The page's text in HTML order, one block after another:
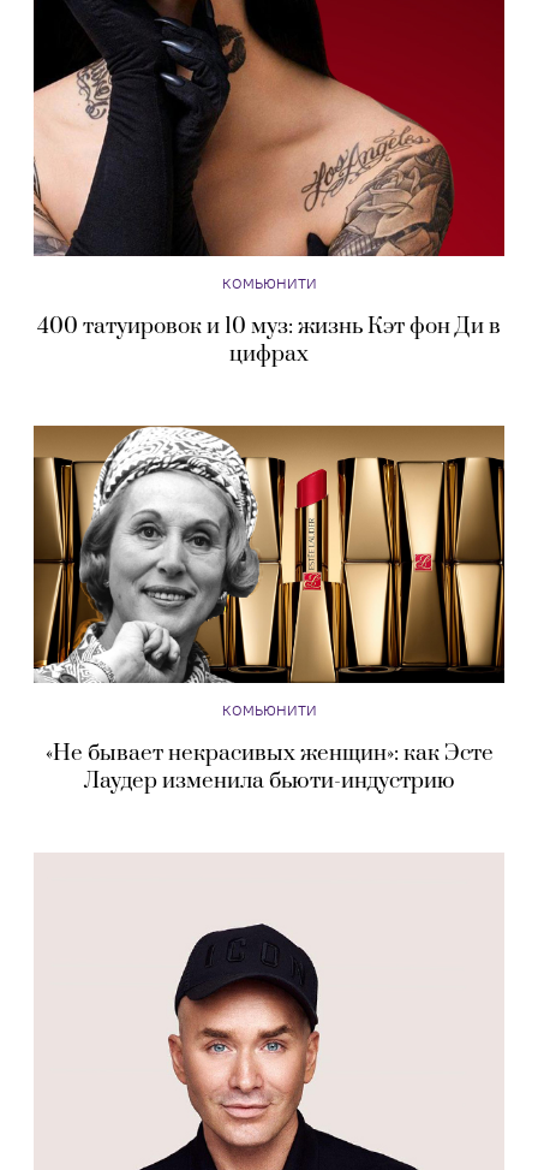
КОМЬЮНИТИ
400 татуировок и 10 муз: жизнь Кэт фон Ди в
цифрах
КОМЬЮНИТИ
«Не бывает некрасивых женщин»: как Эсте
Лаудер изменила бьюти-индустрию